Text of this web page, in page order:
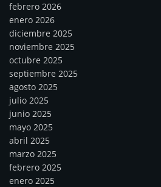
febrero 2026
enero 2026
diciembre 2025
noviembre 2025
octubre 2025
septiembre 2025
agosto 2025
julio 2025
junio 2025
mayo 2025
abril 2025
marzo 2025
febrero 2025
enero 2025